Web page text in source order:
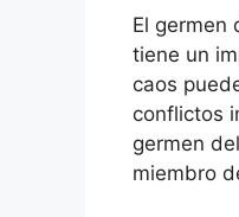
El germen
tiene un
caos
conflictos
germen
miembro